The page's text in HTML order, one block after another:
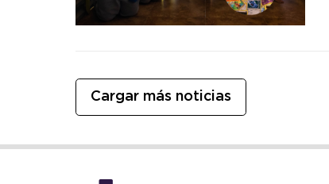
Cargar más noticias